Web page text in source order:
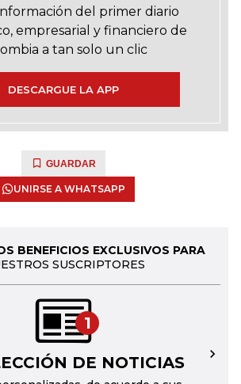
del primer diario
empresarial y financiero de
a tan solo un clic
DESCARGUE LA APP
GUARDAR
UNIRSE A WHATSAPP
BENEFICIOS EXCLUSIVOS PARA
SUSCRIPTORES
1
DE NOTICIAS →